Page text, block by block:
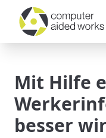
Mit Hilfe
besser